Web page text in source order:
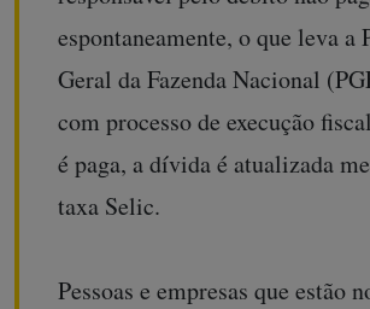
espontaneamente, o que leva a
Geral da Fazenda Nacional
com processo de execução
é paga, a dívida é atualizada
taxa Selic.
Pessoas e empresas que estão